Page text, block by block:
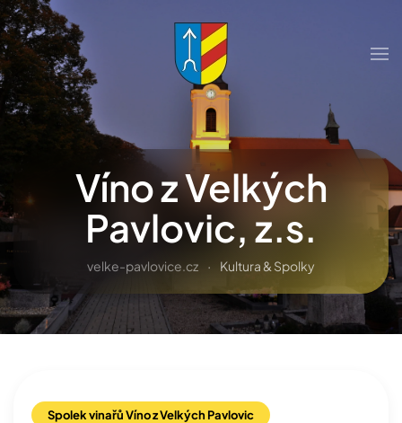
Přejít na hlavní obsah
Víno z Velkých
Pavlovic, z.s.
velke-pavlovice.cz Kultura & Spolky
Spolek vinařů Víno z Velkých Pavlovic